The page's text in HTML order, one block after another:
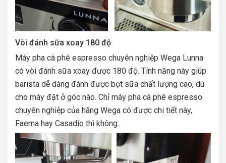
Vòi đánh sữa xoay 180 độ
Máy pha cà phê espresso chuyên nghiệp Wega Lunna
có vòi đánh sữa xoay được 180 độ. Tính năng này giúp
barista dễ dàng đánh được bọt sữa chất lượng cao, dù
cho máy đặt ở góc nào. Chỉ máy pha cà phê espresso
chuyên nghiệp của hãng Wega có được chi tiết này,
Faema hay Casadio thì không.